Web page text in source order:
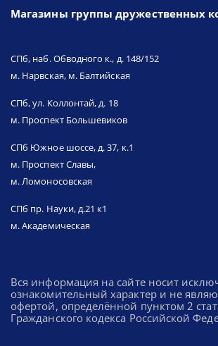
Магазины группы дружественных
СПб, наб. Обводного к., д. 148/152
м. Нарвская, м. Балтийская
СПб, ул. Коллонтай, д. 18
м. Проспект Большевиков
СПб Южное шоссе, д. 37, к.1
м. Проспект Славы,
м. Ломоносовская
СПб пр. Науки, д.21 к1
м. Академическая
Вся информация на сайте носит
ознакомительный характер и не
офертой, определённой пунктом 2
Гражданского кодекса Российской